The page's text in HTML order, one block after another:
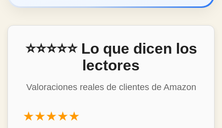
⭐⭐⭐⭐⭐ Lo que dicen los
lectores
Valoraciones reales de clientes de Amazon
★★★★★